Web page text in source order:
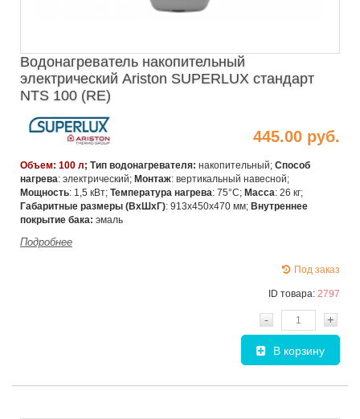
Водонагреватель накопительный
электрический Ariston SUPERLUX стандарт
NTS 100 (RE)
445.00 руб.
Объем: 100 л; Тип водонагревателя: накопительный; Способ
нагрева: электрический; Монтаж: вертикальный навесной;
Мощность: 1,5 кВт; Температура нагрева: 75°C; Масса: 26 кг;
Габаритные размеры (ВхШхГ): 913х450х470 мм; Внутреннее
покрытие бака: эмаль
Подробнее
Под заказ
ID товара: 2797
- +
В корзину